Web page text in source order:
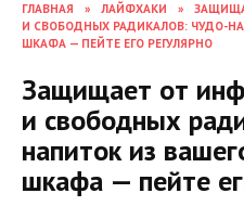
ГЛАВНАЯ » ЛАЙФХАКИ »
И СВОБОДНЫХ РАДИКАЛОВ: ЧУДО-
ШКАФА — ПЕЙТЕ ЕГО РЕГУЛЯРНО
Защищает от
и свободных
напиток из
шкафа — пейте